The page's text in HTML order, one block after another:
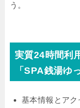
う。
実質24時間利
「SPA銭湯ゆ
基本情報とアク